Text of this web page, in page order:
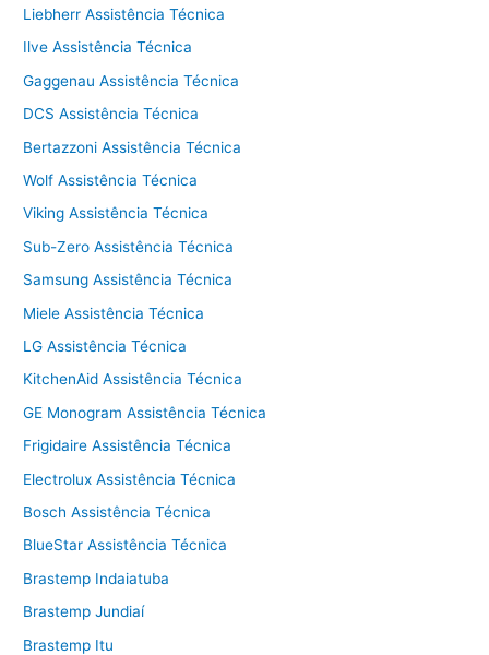
Liebherr Assistência Técnica
Ilve Assistência Técnica
Gaggenau Assistência Técnica
DCS Assistência Técnica
Bertazzoni Assistência Técnica
Wolf Assistência Técnica
Viking Assistência Técnica
Sub-Zero Assistência Técnica
Samsung Assistência Técnica
Miele Assistência Técnica
LG Assistência Técnica
KitchenAid Assistência Técnica
GE Monogram Assistência Técnica
Frigidaire Assistência Técnica
Electrolux Assistência Técnica
Bosch Assistência Técnica
BlueStar Assistência Técnica
Brastemp Indaiatuba
Brastemp Jundiaí
Brastemp Itu